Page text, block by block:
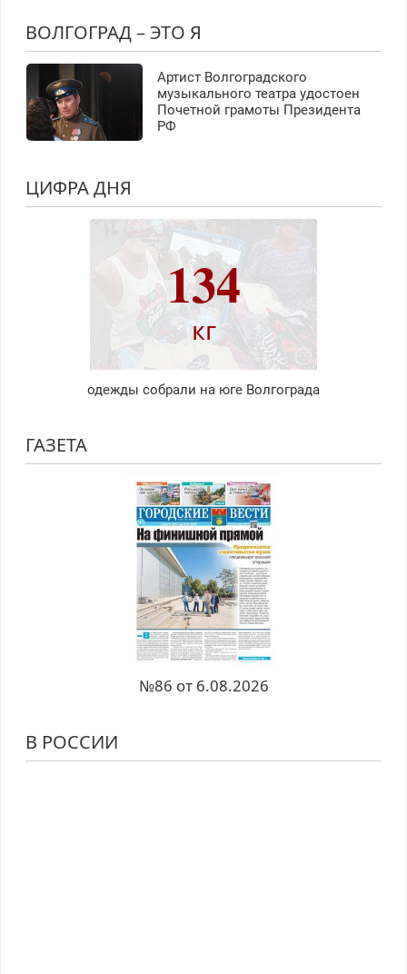
ВОЛГОГРАД – ЭТО Я
Артист Волгоградского
музыкального театра удостоен
Почетной грамоты Президента
РФ
ЦИФРА ДНЯ
134
кг
одежды собрали на юге Волгограда
ГАЗЕТА
№86 от 6.08.2026
В РОССИИ